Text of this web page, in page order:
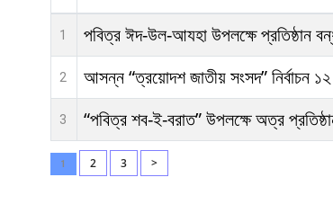
1 পবিত্র ঈদ-উল-আযহা উপলক্ষে প্রতিষ্ঠান
2 আসন্ন “ত্রয়োদশ জাতীয় সংসদ” নির্বাচন
3 “পবিত্র শব-ই-বরাত” উপলক্ষে অত্র
1 2 3 >